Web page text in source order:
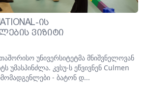
ᲘᲡ
ᲕᲘᲖᲘᲢᲘ
უნივერსიტეტმა მნიშვნელოვან
უმასპინძლა. კვსუ-ს ეწვივნენ Culmen
- ბატონ დ...